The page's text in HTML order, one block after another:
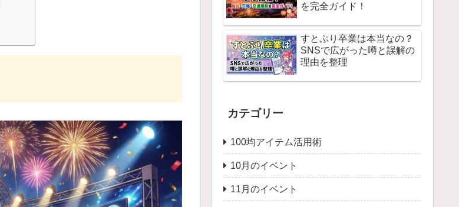
を完全ガイド！
すとぷり卒業は本当なの？
SNSで広がった噂と誤解の
理由を整理
カテゴリー
100均アイテム活用術
10月のイベント
11月のイベント